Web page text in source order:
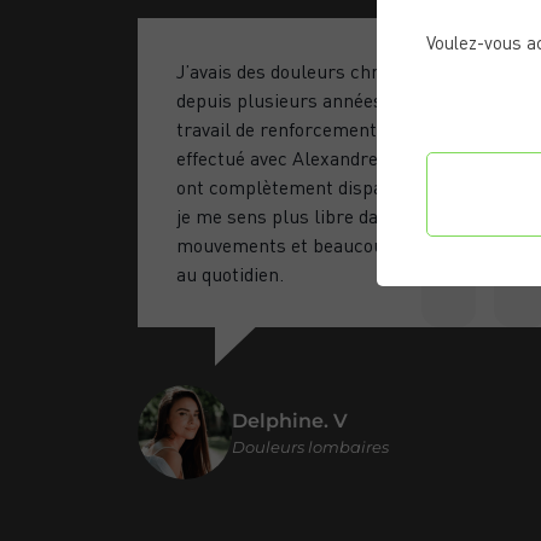
J’avais des douleurs chroniques au dos
depuis plusieurs années. Grâce au
travail de renforcement de mobilité
effectué avec Alexandre, mes douleurs
ont complètement disparu. Aujourd’hui
je me sens plus libre dans mes
mouvements et beaucoup plus à l’aise
au quotidien.
Delphine. V
Douleurs lombaires
Voulez-vous